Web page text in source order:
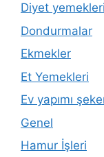
Diyet yemekleri
Dondurmalar
Ekmekler
Et Yemekleri
Ev yapımı
Genel
Hamur İşleri